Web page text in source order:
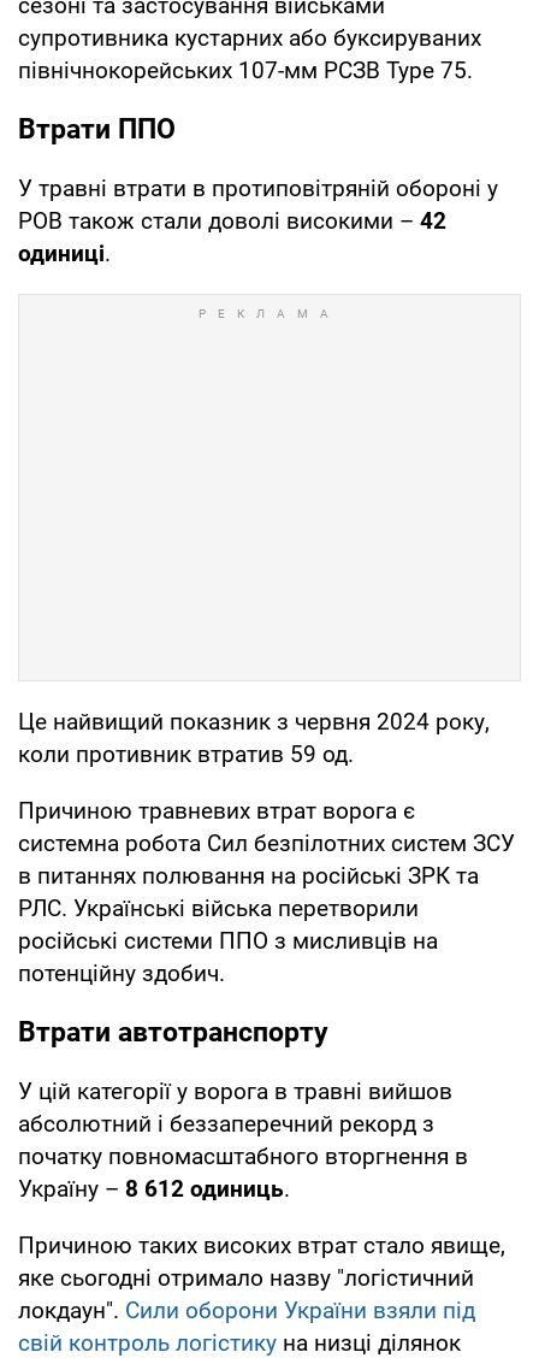
супротивника кустарних або буксируваних
північнокорейських 107-мм РСЗВ Type 75.
Втрати ППО
У травні втрати в протиповітряній обороні у
РОВ також стали доволі високими – 42
одиниці.
Це найвищий показник з червня 2024 року,
коли противник втратив 59 од.
Причиною травневих втрат ворога є
системна робота Сил безпілотних систем ЗСУ
в питаннях полювання на російські ЗРК та
РЛС. Українські війська перетворили
російські системи ППО з мисливців на
потенційну здобич.
Втрати автотранспорту
У цій категорії у ворога в травні вийшов
абсолютний і беззаперечний рекорд з
початку повномасштабного вторгнення в
Україну – 8 612 одиниць.
Причиною таких високих втрат стало явище,
яке сьогодні отримало назву "логістичний
локдаун". Сили оборони України взяли під
свій контроль логістику на низці ділянок